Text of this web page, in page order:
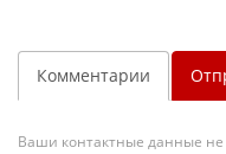
Комментарии
Ваши контактные данные не